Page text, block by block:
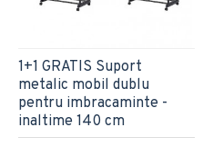
1+1 GRATIS Suport
metalic mobil dublu
pentru imbracaminte -
inaltime 140 cm